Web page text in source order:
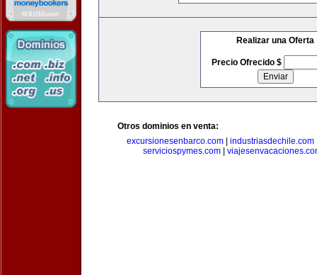
Realizar una Oferta
Precio Ofrecido $
Otros dominios en venta:
excursionesenbarco.com
industriasdechile.com
serviciospymes.com